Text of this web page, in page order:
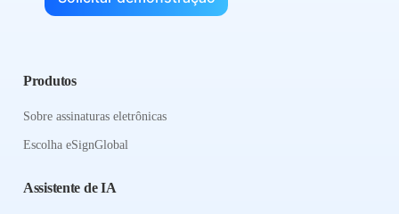
Produtos
Sobre assinaturas eletrônicas
Escolha eSignGlobal
Assistente de IA